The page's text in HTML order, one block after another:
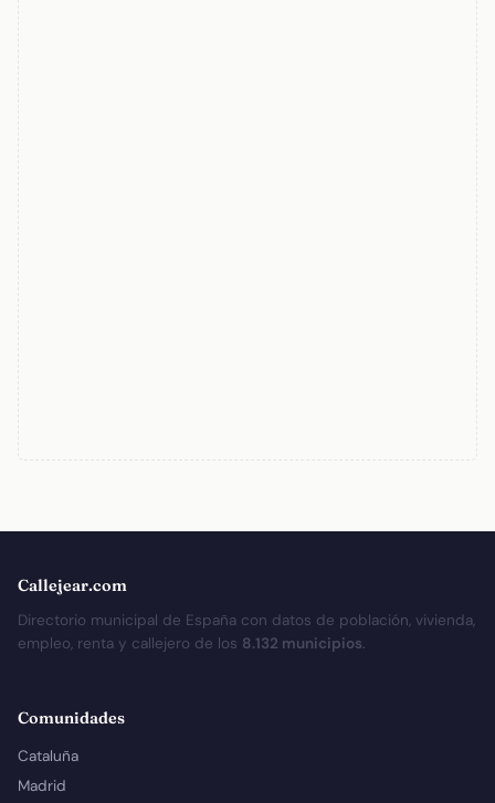
Callejear.com
Directorio municipal de España con datos de población, vivienda,
empleo, renta y callejero de los 8.132 municipios.
Comunidades
Cataluña
Madrid